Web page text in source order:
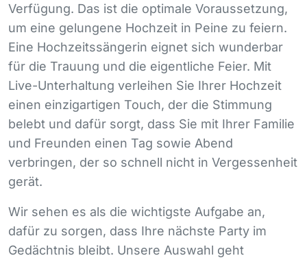
Verfügung. Das ist die optimale Voraussetzung,
um eine gelungene Hochzeit in Peine zu feiern.
Eine Hochzeitssängerin eignet sich wunderbar
für die Trauung und die eigentliche Feier. Mit
Live-Unterhaltung verleihen Sie Ihrer Hochzeit
einen einzigartigen Touch, der die Stimmung
belebt und dafür sorgt, dass Sie mit Ihrer Familie
und Freunden einen Tag sowie Abend
verbringen, der so schnell nicht in Vergessenheit
gerät.
Wir sehen es als die wichtigste Aufgabe an,
dafür zu sorgen, dass Ihre nächste Party im
Gedächtnis bleibt. Unsere Auswahl geht